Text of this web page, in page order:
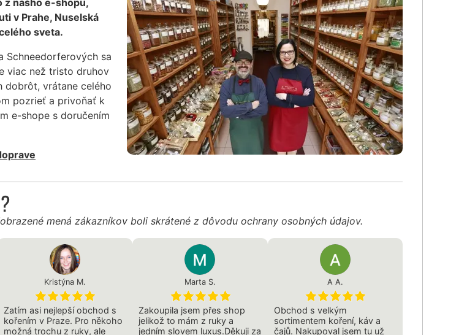
z nášho e-shopu,
v Prahe, Nuselská
sveta.
Schneedorferových sa
viac než tristo druhov
dobrôt, vrátane celého
pozrieť a privoňať k
e-shope s doručením
mená zákazníkov boli skrátené z dôvodu ochrany osobných údajov.
Kristýna M.
Zatím asi nejlepší obchod s
kořením v Praze. Pro někoho
možná trochu z ruky, ale
Marta S.
Zakoupila jsem přes shop
jelikož to mám z ruky a
jedním slovem luxus.Děkuji za
A A.
Obchod s velkým
sortimentem koření, káv a
čajů. Nakupoval jsem tu už